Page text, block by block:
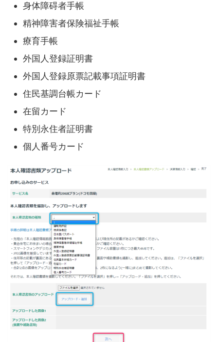
身体障碍者手帳
精神障害者保険福祉手帳
療育手帳
外国人登録証明書
外国人登録原票記載事項証明書
住民基調台帳カード
在留カード
特別永住者証明書
個人番号カード